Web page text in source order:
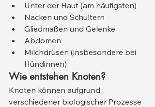
Unter der Haut (am häufigsten)
Nacken und Schultern
Gliedmaßen und Gelenke
Abdomen
Milchdrüsen (insbesondere bei
Hündinnen)
Wie entstehen Knoten?
Knoten können aufgrund
verschiedener biologischer Prozesse